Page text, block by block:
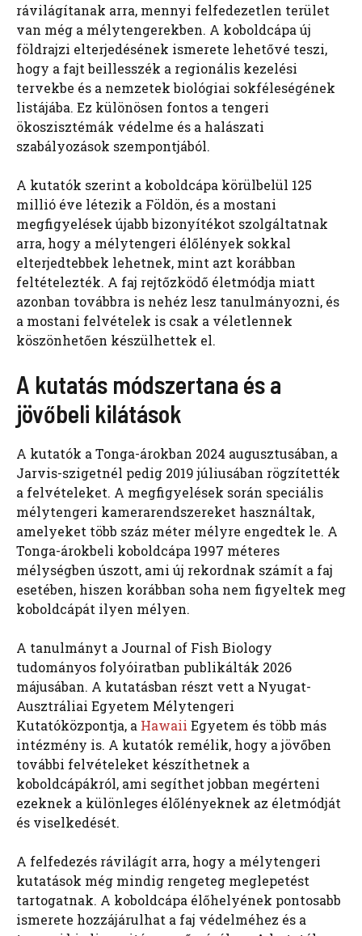
rávilágítanak arra, mennyi felfedezetlen terület
van még a mélytengerekben. A koboldcápa új
földrajzi elterjedésének ismerete lehetővé teszi,
hogy a fajt beillesszék a regionális kezelési
tervekbe és a nemzetek biológiai sokféleségének
listájába. Ez különösen fontos a tengeri
ökoszisztémák védelme és a halászati
szabályozások szempontjából.
A kutatók szerint a koboldcápa körülbelül 125
millió éve létezik a Földön, és a mostani
megfigyelések újabb bizonyítékot szolgáltatnak
arra, hogy a mélytengeri élőlények sokkal
elterjedtebbek lehetnek, mint azt korábban
feltételezték. A faj rejtőzködő életmódja miatt
azonban továbbra is nehéz lesz tanulmányozni, és
a mostani felvételek is csak a véletlennek
köszönhetően készülhettek el.
A kutatás módszertana és a
jövőbeli kilátások
A kutatók a Tonga-árokban 2024 augusztusában, a
Jarvis-szigetnél pedig 2019 júliusában rögzítették
a felvételeket. A megfigyelések során speciális
mélytengeri kamerarendszereket használtak,
amelyeket több száz méter mélyre engedtek le. A
Tonga-árokbeli koboldcápa 1997 méteres
mélységben úszott, ami új rekordnak számít a faj
esetében, hiszen korábban soha nem figyeltek meg
koboldcápát ilyen mélyen.
A tanulmányt a Journal of Fish Biology
tudományos folyóiratban publikálták 2026
májusában. A kutatásban részt vett a Nyugat-
Ausztráliai Egyetem Mélytengeri
Kutatóközpontja, a Hawaii Egyetem és több más
intézmény is. A kutatók remélik, hogy a jövőben
további felvételeket készíthetnek a
koboldcápákról, ami segíthet jobban megérteni
ezeknek a különleges élőlényeknek az életmódját
és viselkedését.
A felfedezés rávilágít arra, hogy a mélytengeri
kutatások még mindig rengeteg meglepetést
tartogatnak. A koboldcápa élőhelyének pontosabb
ismerete hozzájárulhat a faj védelméhez és a